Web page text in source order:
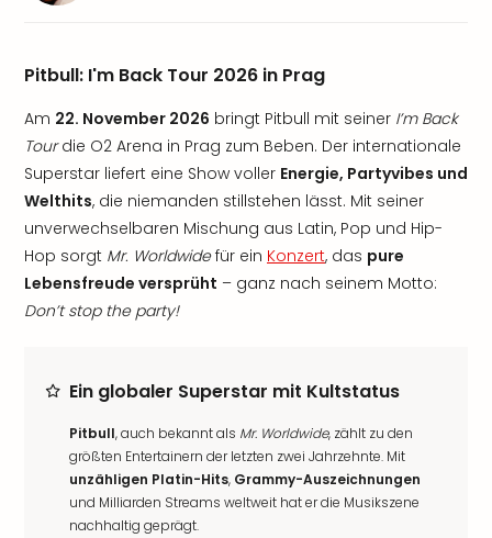
Pitbull: I'm Back Tour 2026 in Prag
Am 22. November 2026 bringt Pitbull mit seiner I’m Back
Tourdie O2 Arena in Prag zum Beben. Der internationale
Superstar liefert eine Show voller Energie, Partyvibes und
Welthits, die niemanden stillstehen lässt. Mit seiner
unverwechselbaren Mischung aus Latin, Pop und Hip-
Hop sorgt Mr. Worldwidefür ein Konzert, das pure
Lebensfreude versprüht – ganz nach seinem Motto:
Don’t stop the party!
Ein globaler Superstar mit Kultstatus
Pitbull, auch bekannt als Mr. Worldwide, zählt zu den
größten Entertainern der letzten zwei Jahrzehnte. Mit
unzähligen Platin-Hits, Grammy-Auszeichnungen
und Milliarden Streams weltweit hat er die Musikszene
nachhaltig geprägt.